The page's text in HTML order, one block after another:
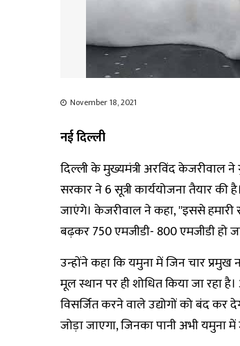
November 18, 2021
नई दिल्ली
दिल्ली के मुख्यमंत्री अरविंद केजरीवाल
सरकार ने 6 सूत्री कार्ययोजना तैयार
जाएंगे। केजरीवाल ने कहा, ''इससे हमारी
बढ़कर 750 एमजीडी- 800 एमजीडी हो
उन्होंने कहा कि यमुना में जिन चार
मूल स्थान पर ही शोधित किया जा रहा
विसर्जित करने वाले उद्योगों को बंद कर
जोड़ा जाएगा, जिनका पानी अभी यमुना में